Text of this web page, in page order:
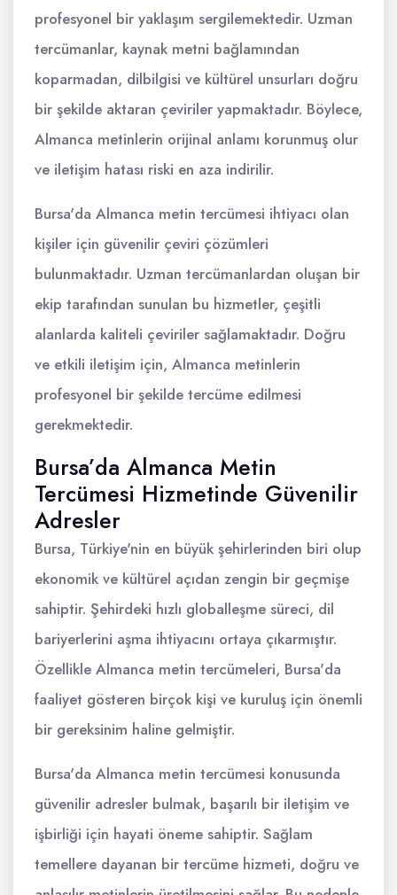
profesyonel bir yaklaşım sergilemektedir. Uzman
tercümanlar, kaynak metni bağlamından
koparmadan, dilbilgisi ve kültürel unsurları doğru
bir şekilde aktaran çeviriler yapmaktadır. Böylece,
Almanca metinlerin orijinal anlamı korunmuş olur
ve iletişim hatası riski en aza indirilir.
Bursa'da Almanca metin tercümesi ihtiyacı olan
kişiler için güvenilir çeviri çözümleri
bulunmaktadır. Uzman tercümanlardan oluşan bir
ekip tarafından sunulan bu hizmetler, çeşitli
alanlarda kaliteli çeviriler sağlamaktadır. Doğru
ve etkili iletişim için, Almanca metinlerin
profesyonel bir şekilde tercüme edilmesi
gerekmektedir.
Bursa’da Almanca Metin
Tercümesi Hizmetinde Güvenilir
Adresler
Bursa, Türkiye'nin en büyük şehirlerinden biri olup
ekonomik ve kültürel açıdan zengin bir geçmişe
sahiptir. Şehirdeki hızlı globalleşme süreci, dil
bariyerlerini aşma ihtiyacını ortaya çıkarmıştır.
Özellikle Almanca metin tercümeleri, Bursa'da
faaliyet gösteren birçok kişi ve kuruluş için önemli
bir gereksinim haline gelmiştir.
Bursa'da Almanca metin tercümesi konusunda
güvenilir adresler bulmak, başarılı bir iletişim ve
işbirliği için hayati öneme sahiptir. Sağlam
temellere dayanan bir tercüme hizmeti, doğru ve